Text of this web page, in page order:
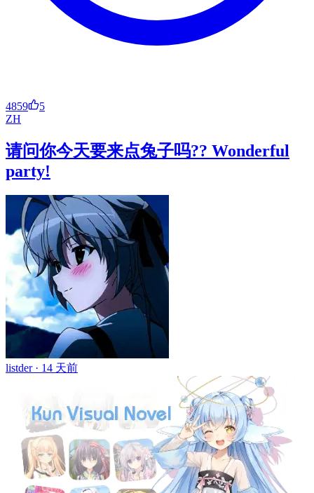
4859
5
ZH
请问你今天要来点兔子吗?? Wonderful
party!
listder · 14 天前